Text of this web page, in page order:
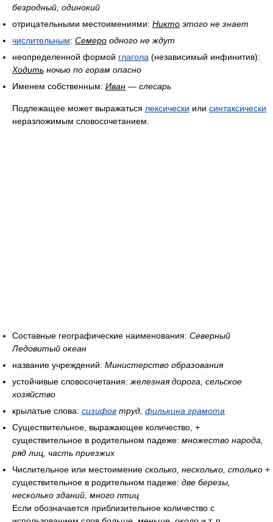
безродный, одинокий
отрицательными местоимениями: Никто этого не знает
числительным: Семеро одного не ждут
неопределенной формой глагола (независимый инфинитив):
Ходить ночью по горам опасно
Именем собственным: Иван — слесарь
Подлежащее может выражаться лексически или синтаксически
неразложимым словосочетанием.
Составные географические наименования: Северный
Ледовитый океан
название учреждений: Министерство образования
устойчивые словосочетания: железная дорога, сельское
хозяйство
крылатые слова: сизифов труд, филькина грамота
Существительное, выражающее количество, +
существительное в родительном падеже: множество народа,
ряд лиц, часть приезжих
Числительное или местоимение сколько, несколько, столько +
существительное в родительном падеже: две березы,
несколько зданий, много птиц
Если обозначается приблизительное количество с